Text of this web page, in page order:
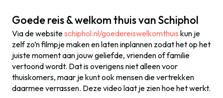
Goede reis & welkom thuis van Schiphol
Via de websiteschiphol.nl/goedereiswelkomthuis kun je
zelf zo’n filmpje maken en laten inplannen zodat het op het
juiste moment aan jouw geliefde, vrienden of familie
vertoond wordt. Dat is overigens niet alleen voor
thuiskomers, maar je kunt ook mensen die vertrekken
daarmee verrassen. Deze video laat je zien hoe het werkt.